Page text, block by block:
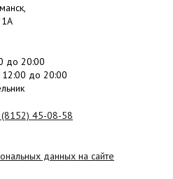
до 20:00
12:00 до 20:00
45-08-58
данных на сайте